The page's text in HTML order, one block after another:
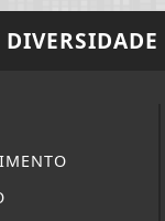
DIVERSIDADE